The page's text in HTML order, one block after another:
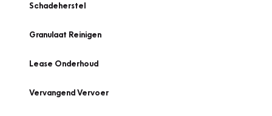
Schadeherstel
Granulaat Reinigen
Lease Onderhoud
Vervangend Vervoer